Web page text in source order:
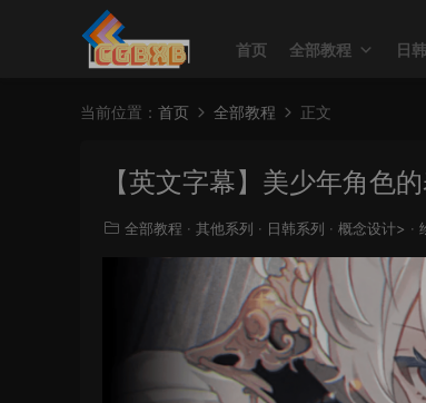
首页 全部教程 日
当前位置： 首页 全部教程 正文
【英文字幕】美少年角色
全部教程 · 其他系列 · 日韩系列 · 概念设计> ·